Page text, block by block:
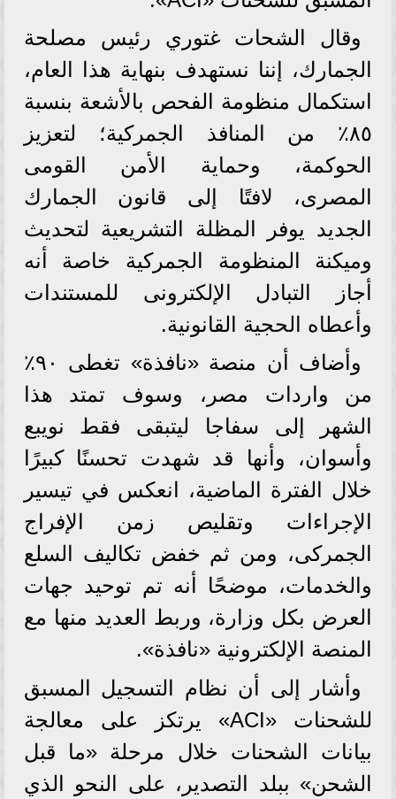
وقال الشحات غتوري رئيس مصلحة
الجمارك، إننا نستهدف بنهاية هذا العام،
استكمال منظومة الفحص بالأشعة بنسبة
٨٥٪ من المنافذ الجمركية؛ لتعزيز
الحوكمة، وحماية الأمن القومى
المصرى، لافتًا إلى قانون الجمارك
الجديد يوفر المظلة التشريعية لتحديث
وميكنة المنظومة الجمركية خاصة أنه
أجاز التبادل الإلكترونى للمستندات
وأعطاه الحجية القانونية.
وأضاف أن منصة «نافذة» تغطى ٩٠٪
من واردات مصر، وسوف تمتد هذا
الشهر إلى سفاجا ليتبقى فقط نويبع
وأسوان، وأنها قد شهدت تحسنًا كبيرًا
خلال الفترة الماضية، انعكس في تيسير
الإجراءات وتقليص زمن الإفراج
الجمركى، ومن ثم خفض تكاليف السلع
والخدمات، موضحًا أنه تم توحيد جهات
العرض بكل وزارة، وربط العديد منها مع
المنصة الإلكترونية «نافذة».
وأشار إلى أن نظام التسجيل المسبق
للشحنات «ACI» يرتكز على معالجة
بيانات الشحنات خلال مرحلة «ما قبل
الشحن» ببلد التصدير، على النحو الذي